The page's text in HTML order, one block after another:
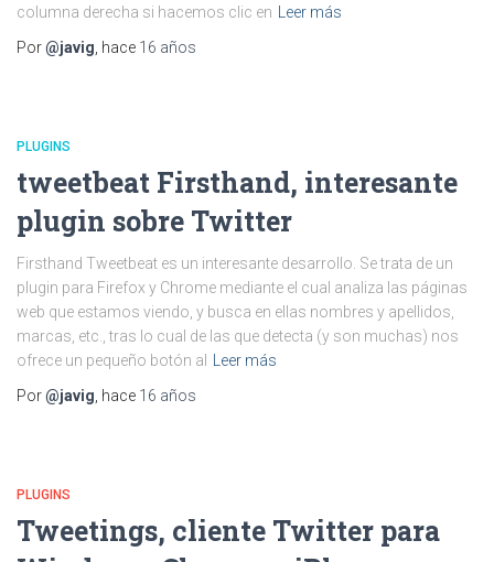
columna derecha si hacemos clic en
Leer más
Por@javig , hace 16 años
PLUGINS
tweetbeat Firsthand, interesante
plugin sobre Twitter
Firsthand Tweetbeat es un interesante desarrollo. Se trata de un
plugin para Firefox y Chrome mediante el cual analiza las páginas
web que estamos viendo, y busca en ellas nombres y apellidos,
marcas, etc., tras lo cual de las que detecta (y son muchas) nos
ofrece un pequeño botón al
Leer más
Por@javig , hace 16 años
PLUGINS
Tweetings, cliente Twitter para